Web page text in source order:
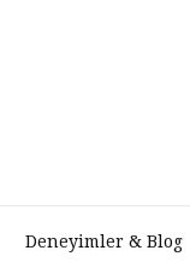
Deneyimler & Blog